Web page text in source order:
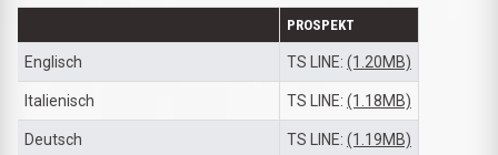
PROSPEKT
Englisch TS LINE: (1.20MB)
Italienisch TS LINE: (1.18MB)
Deutsch TS LINE: (1.19MB)